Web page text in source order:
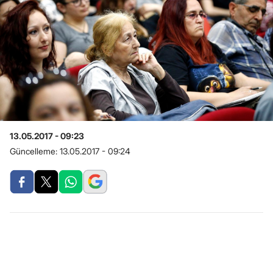
13.05.2017 - 09:23
Güncelleme: 13.05.2017 - 09:24